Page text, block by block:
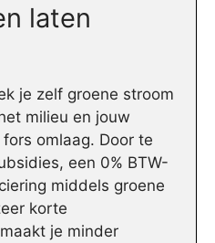
laten
je zelf groene stroom
milieu en jouw
omlaag. Door te
een 0% BTW-
middels groene
korte
je minder